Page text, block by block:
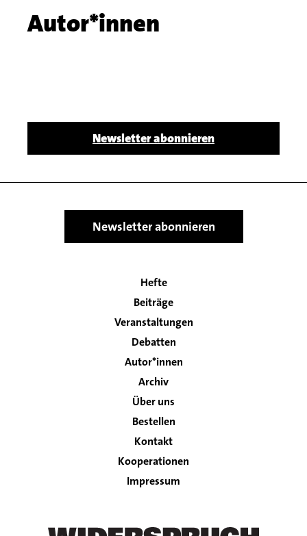
Chapter
name
Autor*innen
Newsletter abonnieren
Main
navigation
Hefte
Beiträge
Veranstaltungen
Debatten
Autor*innen
Archiv
Über uns
Bestellen
Footer
Kontakt
Kooperationen
Impressum
Newsletter abonnieren